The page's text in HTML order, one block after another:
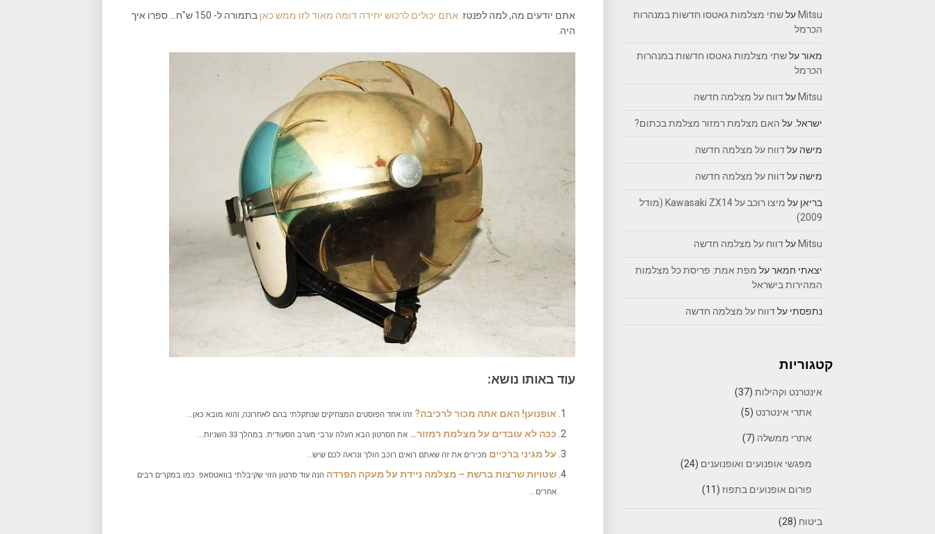
אתם יודעים מה, למה לפנטז. אתם יכולים לרכוש יחידה דומה מאוד לזו ממש כאן
בתמורה ל- 150 ש"ח… ספרו איך
היה.
עוד באותו נושא:
אופנוען! האם אתה מכור לרכיבה? זהו אחד הפוסטים המצחיקים שנתקלתי בהם לאחרונה, והוא מובא כאן...
ככה לא עובדים על מצלמת רמזור… את הסרטון הבא העלה ערבי מערב הסעודית. במהלך 33 השניות...
על מגיני ברכיים מכירים את זה שאתם רואים רוכב הולך ונראה לכם שיש...
שטויות שרצות ברשת – מצלמה ניידת על מעקה הפרדה הנה עוד סרטון הזוי שקיבלתי בוואטסאפ. כמו במקרים רבים
אחרים...
Mitsu עלשתי מצלמות גאטסו חדשות במנהרות
הכרמל
מאורעלשתי מצלמות גאטסו חדשות במנהרות
הכרמל
Mitsu עלדווח על מצלמה חדשה
ישראל. על האם מצלמת רמזור מצלמת בכתום?
מישה עלדווח על מצלמה חדשה
מישה עלדווח על מצלמה חדשה
בריאן על
מיצו רוכב על Kawasaki ZX14 (מודל
2009)
Mitsu עלדווח על מצלמה חדשה
יצאתי חמארעל מפת אמת: פריסת כל מצלמות
המהירות בישראל
נתפסתי עלדווח על מצלמה חדשה
קטגוריות
אינטרנט וקהילות (37)
אתרי אינטרנט (5)
אתרי ממשלה (7)
מפגשי אופנועים ואופנוענים (24)
פורום אופנועים בתפוז (11)
ביטוח (28)